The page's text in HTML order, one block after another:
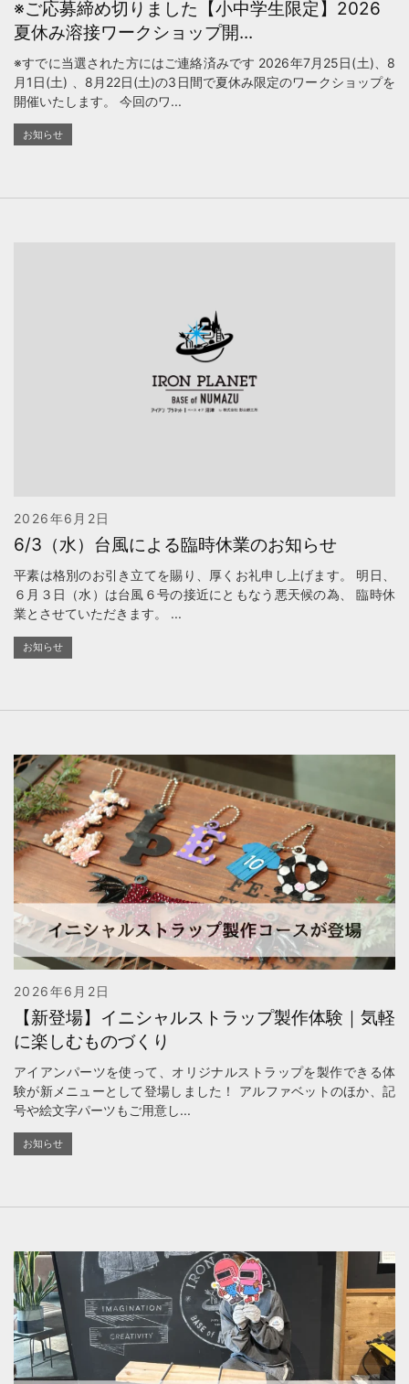
※ご応募締め切りました【小中学生限定】2026
夏休み溶接ワークショップ開...
※すでに当選された方にはご連絡済みです 2026年7月25日(土)、8
月1日(土) 、8月22日(土)の3日間で夏休み限定のワークショップを
開催いたします。 今回のワ...
お知らせ
2026年6月2日
6/3（水）台風による臨時休業のお知らせ
平素は格別のお引き立てを賜り、厚くお礼申し上げます。 明日、
６月３日（水）は台風６号の接近にともなう悪天候の為、 臨時休
業とさせていただきます。 ...
お知らせ
2026年6月2日
【新登場】イニシャルストラップ製作体験｜気軽
に楽しむものづくり
アイアンパーツを使って、オリジナルストラップを製作できる体
験が新メニューとして登場しました！ アルファベットのほか、記
号や絵文字パーツもご用意し...
お知らせ